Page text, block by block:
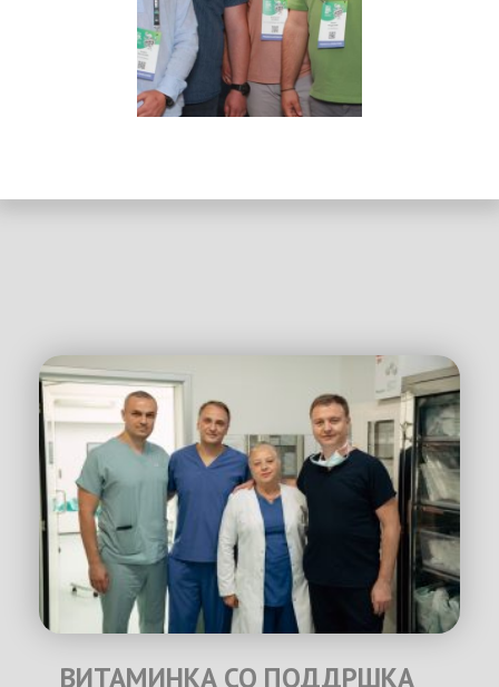
ВИТАМИНКА СО ПОДДРШКА